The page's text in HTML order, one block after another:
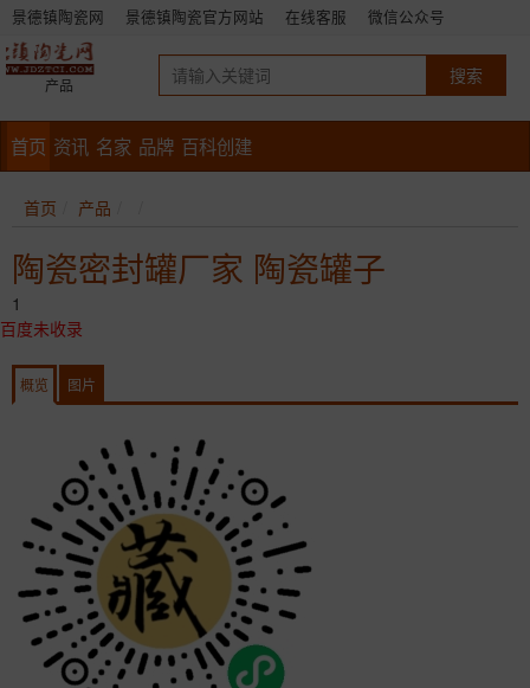
景德镇陶瓷网 景德镇陶瓷官方网站 在线客服 微信公众号
产品
首页 资讯 名家 品牌 百科创建
首页 产品
陶瓷密封罐厂家 陶瓷罐子
1
百度未收录
概览 图片